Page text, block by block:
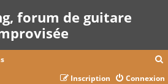
forum de guitare
Connexion
Inscription